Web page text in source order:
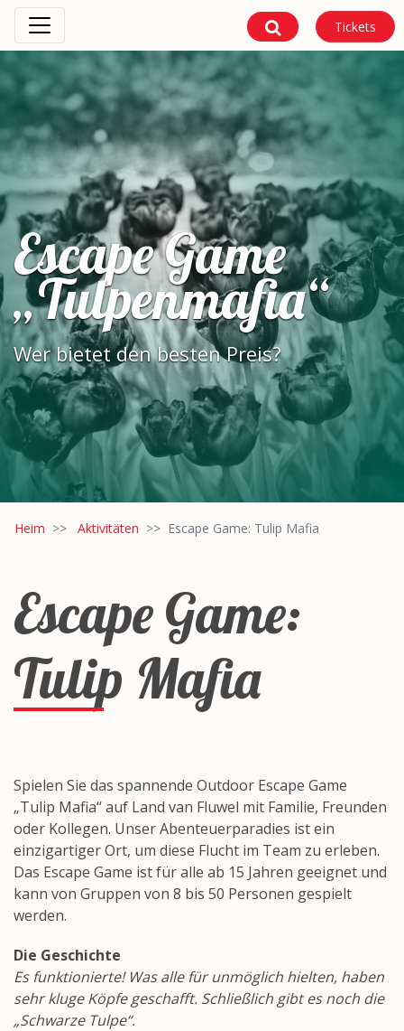
Tickets
Escape Game
„Tulpenmafia“
Wer bietet den besten Preis?
Heim Aktivitäten Escape Game: Tulip Mafia
Escape Game:
Tulip Mafia
Spielen Sie das spannende Outdoor Escape Game
„Tulip Mafia“ auf Land van Fluwel mit Familie, Freunden
oder Kollegen. Unser Abenteuerparadies ist ein
einzigartiger Ort, um diese Flucht im Team zu erleben.
Das Escape Game ist für alle ab 15 Jahren geeignet und
kann von Gruppen von 8 bis 50 Personen gespielt
werden.
Die Geschichte
Es funktionierte! Was alle für unmöglich hielten, haben
sehr kluge Köpfe geschafft. Schließlich gibt es noch die
„Schwarze Tulpe“.